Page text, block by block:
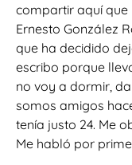
compartir aquí
Ernesto González
que ha decidido
escribo porque
no voy a dormir,
somos amigos
tenía justo 24. Me
Me habló por